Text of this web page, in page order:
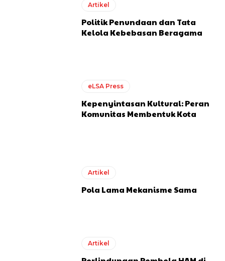
Artikel
Politik Penundaan dan Tata
Kelola Kebebasan Beragama
eLSA Press
Kepenyintasan Kultural: Peran
Komunitas Membentuk Kota
Artikel
Pola Lama Mekanisme Sama
Artikel